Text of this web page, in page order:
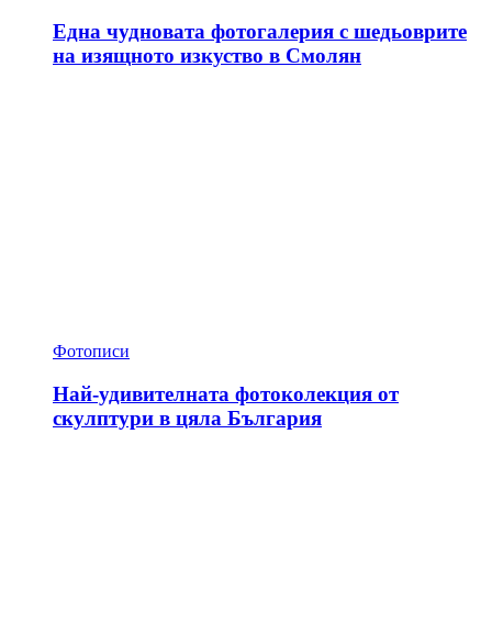
Една чудновата фотогалерия с шедьоврите
на изящното изкуство в Смолян
Фотописи
Най-удивителната фотоколекция от
скулптури в цяла България